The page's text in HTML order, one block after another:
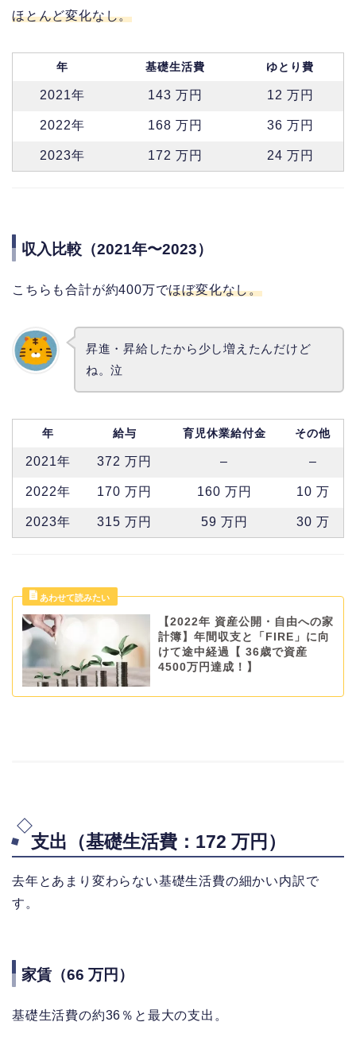
ほとんど変化なし。
年 基礎生活費 ゆとり費
2021年 143 万円 12 万円
2022年 168 万円 36 万円
2023年 172 万円 24 万円
収入比較（2021年〜2023）
こちらも合計が約400万でほぼ変化なし。
昇進・昇給したから少し増えたんだけど
ね。泣
年 給与 育児休業給付金 その他
2021年 372 万円 – –
2022年 170 万円 160 万円 10 万
2023年 315 万円 59 万円 30 万
【2022年 資産公開・自由への家
計簿】年間収支と「FIRE」に向
けて途中経過【 36歳で資産
4500万円達成！】
支出（基礎生活費：172 万円）
去年とあまり変わらない基礎生活費の細かい内訳で
す。
家賃（66 万円）
基礎生活費の約36％と最大の支出。